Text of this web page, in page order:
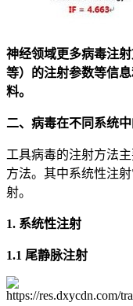
神经领域更多病毒注
等）的注射参数等信
料。
二、病毒在不同系统
工具病毒的注射方法
方法。其中系统性注
射。
1. 系统性注射
1.1 尾静脉注射